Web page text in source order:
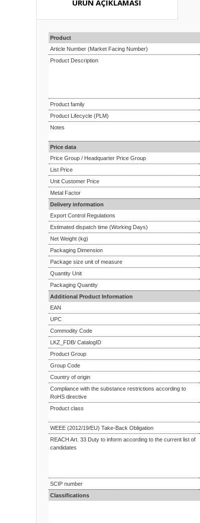
ÜRÜN AÇIKLAMASI
Product
Article Number (Market Facing Number)
Product Description
Product family
Product Lifecycle (PLM)
Notes
Price data
Price Group / Headquarter Price Group
List Price
Unit Customer Price
Metal Factor
Delivery information
Export Control Regulations
Estimated dispatch time (Working Days)
Net Weight (kg)
Packaging Dimension
Package size unit of measure
Quantity Unit
Packaging Quantity
Additional Product Information
EAN
UPC
Commodity Code
LKZ_FDB/ CatalogID
Product Group
Group Code
Country of origin
Compliance with the substance restrictions according to
RoHS directive
Product class
WEEE (2012/19/EU) Take-Back Obligation
REACH Art. 33 Duty to inform according to the current list of
candidates
SCIP number
Classifications